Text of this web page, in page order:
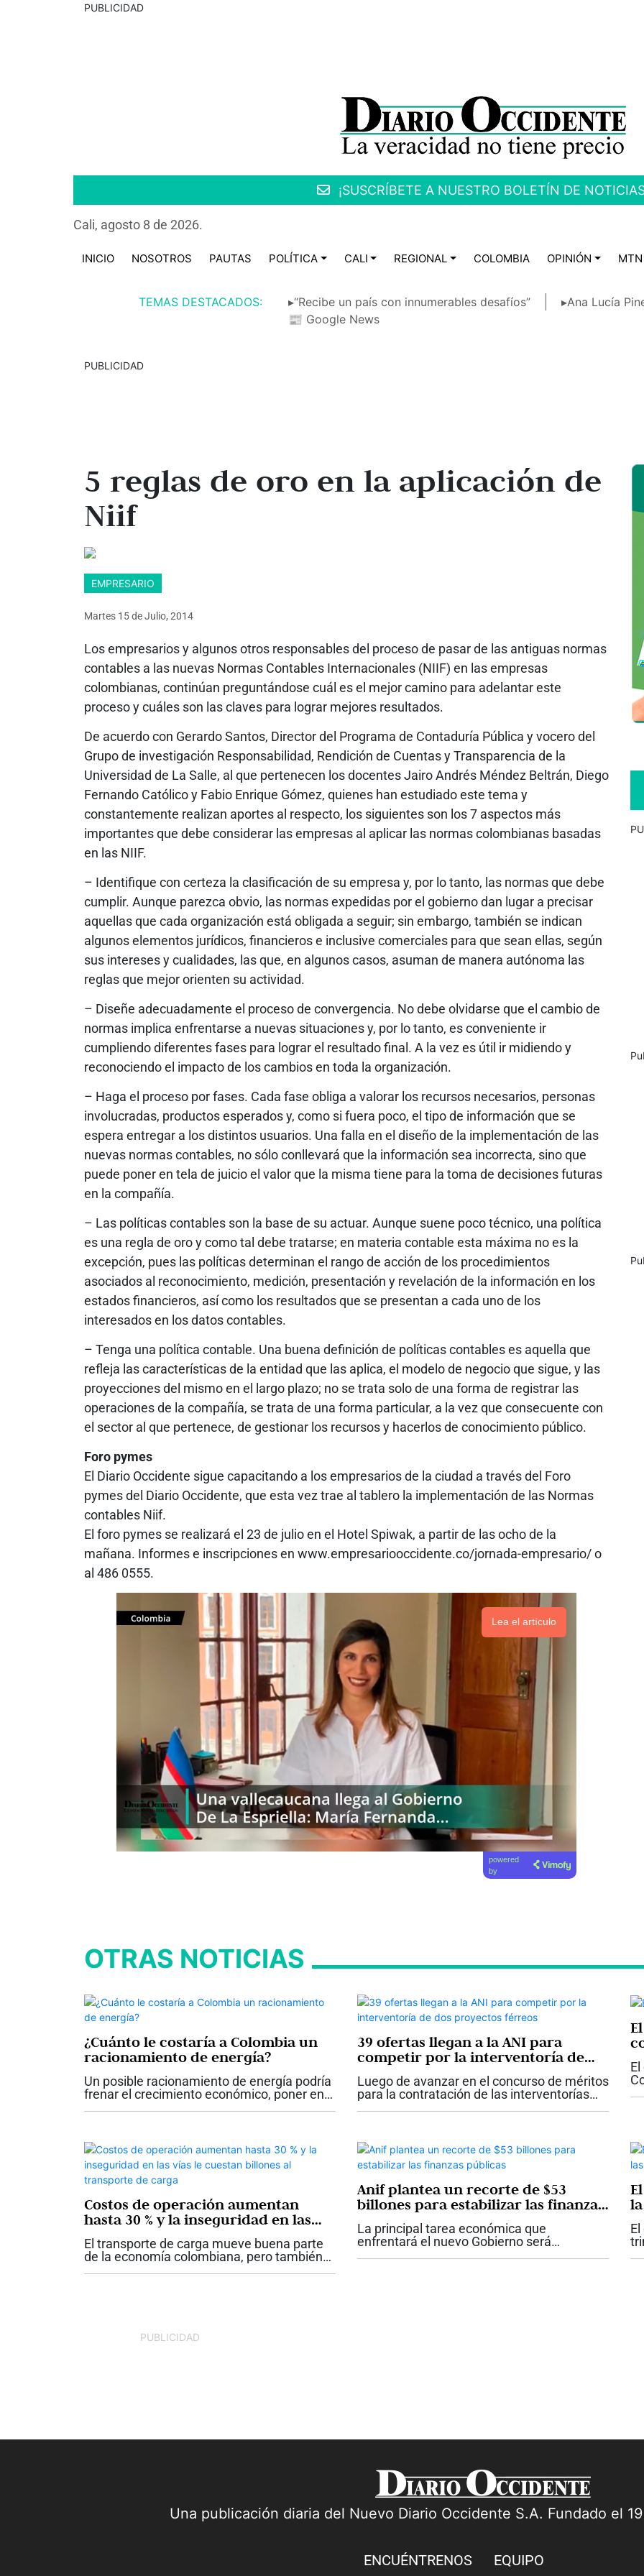
PUBLICIDAD
¡SUSCRÍBETE A NUESTRO BOLETÍN DE
Cali, agosto 8 de 2026.
INICIO NOSOTROS PAUTAS POLÍTICA CALI REGIONAL COLOMBIA OPINIÓN MTN
TEMAS DESTACADOS: ▸“Recibe un país con innumerables desafíos”
▸Ana Lucía
📰 Google News
PUBLICIDAD
5 reglas de oro en la aplicación de
Niif
EMPRESARIO
Martes 15deJulio, 2014
Los empresarios y algunos otros responsables del proceso de pasar de las antiguas normas
contables a las nuevas Normas Contables Internacionales (NIIF) en las empresas
colombianas, continúan preguntándose cuál es el mejor camino para adelantar este
proceso y cuáles son las claves para lograr mejores resultados.
De acuerdo con Gerardo Santos, Director del Programa de Contaduría Pública y vocero del
Grupo de investigación Responsabilidad, Rendición de Cuentas y Transparencia de la
Universidad de La Salle, al que pertenecen los docentes Jairo Andrés Méndez Beltrán, Diego
Fernando Católico y Fabio Enrique Gómez, quienes han estudiado este tema y
constantemente realizan aportes al respecto, los siguientes son los 7 aspectos más
importantes que debe considerar las empresas al aplicar las normas colombianas basadas
en las NIIF.
– Identifique con certeza la clasificación de su empresa y, por lo tanto, las normas que debe
cumplir. Aunque parezca obvio, las normas expedidas por el gobierno dan lugar a precisar
aquellas que cada organización está obligada a seguir; sin embargo, también se indican
algunos elementos jurídicos, financieros e inclusive comerciales para que sean ellas, según
sus intereses y cualidades, las que, en algunos casos, asuman de manera autónoma las
reglas que mejor orienten su actividad.
– Diseñe adecuadamente el proceso de convergencia. No debe olvidarse que el cambio de
normas implica enfrentarse a nuevas situaciones y, por lo tanto, es conveniente ir
cumpliendo diferentes fases para lograr el resultado final. A la vez es útil ir midiendo y
reconociendo el impacto de los cambios en toda la organización.
– Haga el proceso por fases. Cada fase obliga a valorar los recursos necesarios, personas
involucradas, productos esperados y, como si fuera poco, el tipo de información que se
espera entregar a los distintos usuarios. Una falla en el diseño de la implementación de las
nuevas normas contables, no sólo conllevará que la información sea incorrecta, sino que
puede poner en tela de juicio el valor que la misma tiene para la toma de decisiones futuras
en la compañía.
– Las políticas contables son la base de su actuar. Aunque suene poco técnico, una política
es una regla de oro y como tal debe tratarse; en materia contable esta máxima no es la
excepción, pues las políticas determinan el rango de acción de los procedimientos
asociados al reconocimiento, medición, presentación y revelación de la información en los
estados financieros, así como los resultados que se presentan a cada uno de los
interesados en los datos contables.
– Tenga una política contable. Una buena definición de políticas contables es aquella que
refleja las características de la entidad que las aplica, el modelo de negocio que sigue, y las
proyecciones del mismo en el largo plazo; no se trata solo de una forma de registrar las
operaciones de la compañía, se trata de una forma particular, a la vez que consecuente con
el sector al que pertenece, de gestionar los recursos y hacerlos de conocimiento público.
Foro pymes
El Diario Occidente sigue capacitando a los empresarios de la ciudad a través del Foro
pymes del Diario Occidente, que esta vez trae al tablero la implementación de las Normas
contables Niif.
El foro pymes se realizará el 23 de julio en el Hotel Spiwak, a partir de las ocho de la
mañana. Informes e inscripciones en www.empresariooccidente.co/jornada-empresario/ o
al 486 0555.
Lea el artículo
powered
by
OTRAS NOTICIAS
¿Cuánto le costaría a Colombia un
racionamiento de energía?
Un posible racionamiento de energía podría
frenar el crecimiento económico, poner en
39 ofertas llegan a la ANI para
competir por la interventoría de
dos proyectos férreos
Luego de avanzar en el concurso de méritos
para la contratación de las interventorías
Costos de operación aumentan
hasta 30 % y la inseguridad en las
vías le cuestan billones al
transporte de carga
El transporte de carga mueve buena parte
de la economía colombiana, pero también
Anif plantea un recorte de $53
billones para estabilizar las finanzas
públicas
La principal tarea económica que
enfrentará el nuevo Gobierno será
PUBLICIDAD
Una publicación diaria del Nuevo Diario Occidente S.A. Fundado el
ENCUÉNTRENOS EQUIPO